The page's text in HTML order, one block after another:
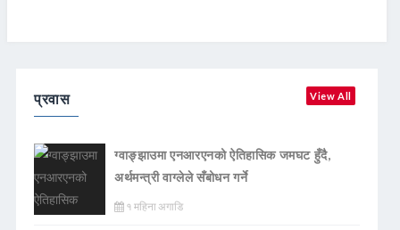
प्रवास View All
ग्वाङ्झाउमा एनआरएनको ऐतिहासिक जमघट हुँदै,
अर्थमन्त्री वाग्लेले सँबोधन गर्ने
१ महिना अगाडि